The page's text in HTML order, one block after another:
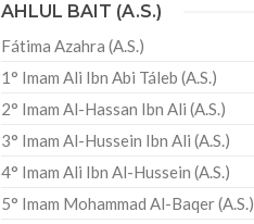
AHLUL BAIT (A.S.)
Fátima Azahra (A.S.)
1° Imam Ali Ibn Abi Táleb (A.S.)
2° Imam Al-Hassan Ibn Ali (A.S.)
3° Imam Al-Hussein Ibn Ali (A.S.)
4° Imam Ali Ibn Al-Hussein (A.S.)
5° Imam Mohammad Al-Baqer (A.S.)